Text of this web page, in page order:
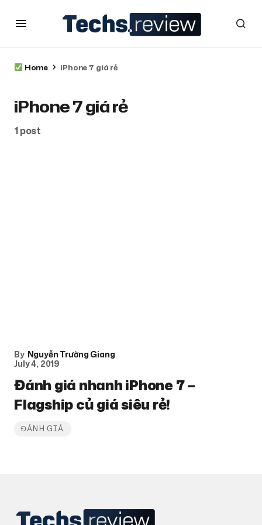
Home iPhone 7 giá rẻ
iPhone 7 giá rẻ
1 post
By Nguyễn Trường Giang
July 4, 2019
Đánh giá nhanh iPhone 7 –
Flagship củ giá siêu rẻ!
ĐÁNH GIÁ